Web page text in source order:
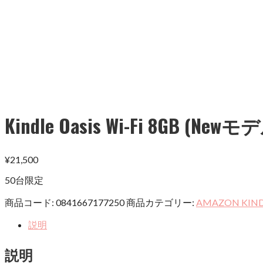
Kindle Oasis Wi-Fi 8GB (Newモ
¥21,500
50台限定
商品コード: 0841667177250商品カテゴリー: AMAZON
説明
説明